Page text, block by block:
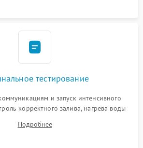
тестирование
и запуск интенсивного
корректного залива, нагрева воды
отсутствия посторонних шумов,
и абсолютной сухости в поддоне.
Подробнее